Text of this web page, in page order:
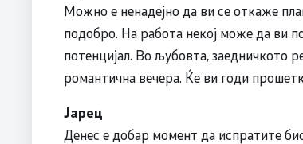
Можно е ненадејно да ви се откаже
подобро. На работа некој може да ви
потенцијал. Во љубовта, заедничкото
романтична вечера. Ќе ви годи
Јарец
Денес е добар момент да испратите